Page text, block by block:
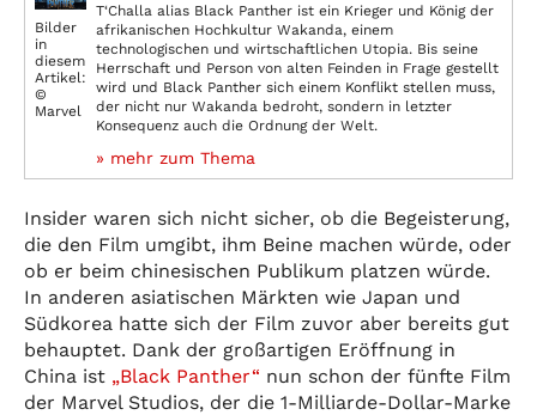
Bilder
in
diesem
Artikel:
©
Marvel
T‘Challa alias Black Panther ist ein Krieger und König der
afrikanischen Hochkultur Wakanda, einem
technologischen und wirtschaftlichen Utopia. Bis seine
Herrschaft und Person von alten Feinden in Frage gestellt
wird und Black Panther sich einem Konflikt stellen muss,
der nicht nur Wakanda bedroht, sondern in letzter
Konsequenz auch die Ordnung der Welt.
» mehr zum Thema
Insider waren sich nicht sicher, ob die Begeisterung,
die den Film umgibt, ihm Beine machen würde, oder
ob er beim chinesischen Publikum platzen würde.
In anderen asiatischen Märkten wie Japan und
Südkorea hatte sich der Film zuvor aber bereits gut
behauptet. Dank der großartigen Eröffnung in
China ist „Black Panther“ nun schon der fünfte Film
der Marvel Studios, der die 1-Milliarde-Dollar-Marke